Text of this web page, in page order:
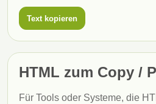
Text kopieren
HTML zum Copy /
Für Tools oder Systeme, die